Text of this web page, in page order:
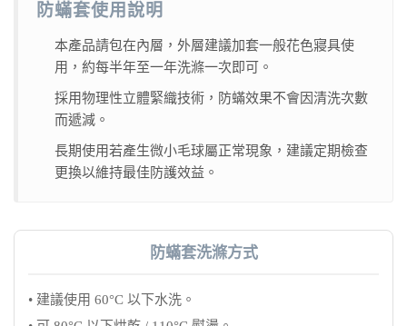
防蟎套使用說明
本產品請包在內層，外層建議加套一般花色寢具使
用，約每半年至一年洗滌一次即可。
採用物理性立體緊織技術，防蟎效果不會因清洗次數
而遞減。
長期使用若產生微小毛球屬正常現象，建議定期檢查
更換以維持最佳防護效益。
防蟎套洗滌方式
• 建議使用 60°C 以下水洗。